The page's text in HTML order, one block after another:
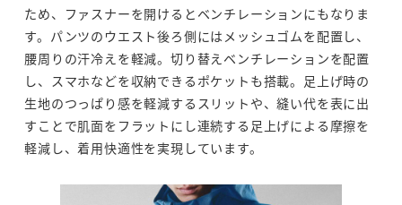
ため、ファスナーを開けるとベンチレーションにもなりま
す。パンツのウエスト後ろ側にはメッシュゴムを配置し、
腰周りの汗冷えを軽減。切り替えベンチレーションを配置
し、スマホなどを収納できるポケットも搭載。足上げ時の
生地のつっぱり感を軽減するスリットや、縫い代を表に出
すことで肌面をフラットにし連続する足上げによる摩擦を
軽減し、着用快適性を実現しています。